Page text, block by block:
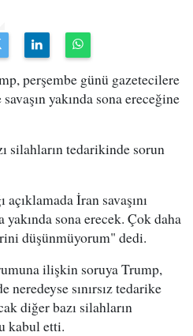
perşembe günü gazetecilere
yakında sona ereceğine
silahların tedarikinde sorun
İran savaşını
sona erecek. Çok daha
düşünmüyorum" dedi.
ilişkin soruya Trump,
sınırsız tedarike
diğer bazı silahların
kabul etti.